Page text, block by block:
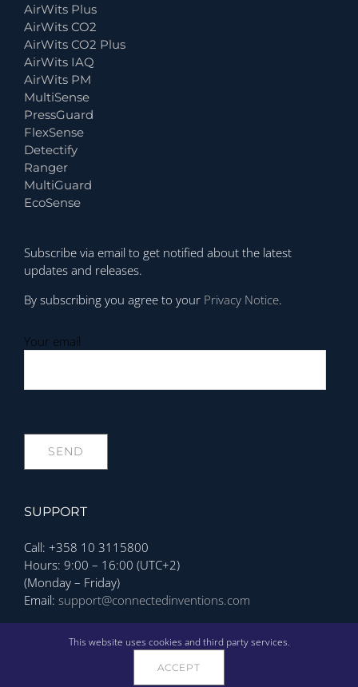
SUPPORT
Call: +358 10 3115800
Hours: 9:00 – 16:00 (UTC+2)
(Monday – Friday)
Email: support@connectedinventions.com
AirWits Plus
AirWits CO2
AirWits CO2 Plus
AirWits IAQ
AirWits PM
MultiSense
PressGuard
FlexSense
Detectify
Ranger
MultiGuard
EcoSense
Subscribe via email to get notified about the latest
updates and releases.
By subscribing you agree to your Privacy Notice.
Your email
This website uses cookies and third party services.
ACCEPT